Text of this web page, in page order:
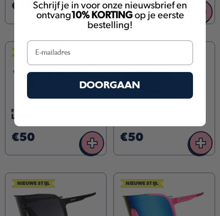
€50 + €50 +
NIEUWE STIJL
FLEX G
LAWN MOWER DRAG RACE
€50 + €50 +
NIEUWE STIJL NIEUWE STIJL
Schrijf je in voor onze nieuwsbrief en
ontvang10% KORTINGop je eerste
bestelling!
DOORGAAN